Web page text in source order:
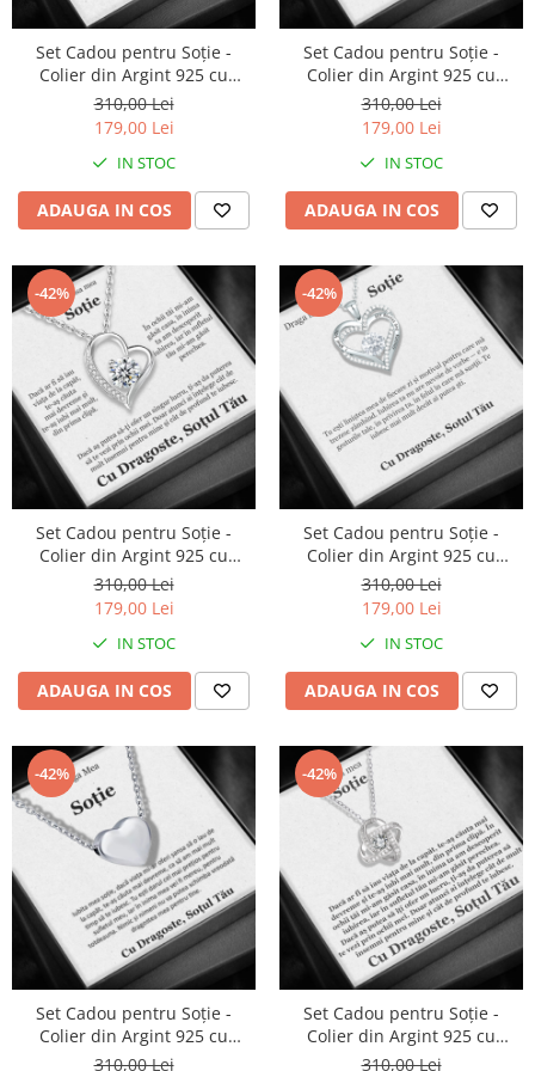
Set Cadou pentru Soție -
Colier din Argint 925 cu
Pandantiv Copacul
Înțelepciunii, placat cu rodiu,
în Cutie Elegantă cu Mesaj
Personalizat
310,00 Lei
179,00 Lei
IN STOC
ADAUGA IN COS
Set Cadou pentru Soție -
Colier din Argint 925 cu
Pandantiv Taina Infinitului,
placat cu rodiu, în Cutie
Elegantă cu Mesaj
Personalizat
310,00 Lei
179,00 Lei
IN STOC
ADAUGA IN COS
-42%
Set Cadou pentru Soție -
Colier din Argint 925 cu
Pandantiv Secretul Inimii,
placat cu rodiu, în Cutie
Elegantă cu Mesaj
Personalizat
310,00 Lei
179,00 Lei
IN STOC
ADAUGA IN COS
-42%
Set Cadou pentru Soție -
Colier din Argint 925 cu
Pandantiv Legământul Iubirii,
placat cu rodiu, în Cutie
Elegantă cu Mesaj
Personalizat
310,00 Lei
179,00 Lei
IN STOC
ADAUGA IN COS
-42%
Set Cadou pentru Soție -
Colier din Argint 925 cu
Pandantiv Aurora Inimii,
310,00 Lei
-42%
Set Cadou pentru Soție -
Colier din Argint 925 cu
Pandantiv Love Knot, placat
310,00 Lei